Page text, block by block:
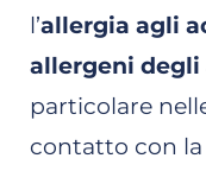
l’allergia agli
allergeni degli
particolare
contatto con